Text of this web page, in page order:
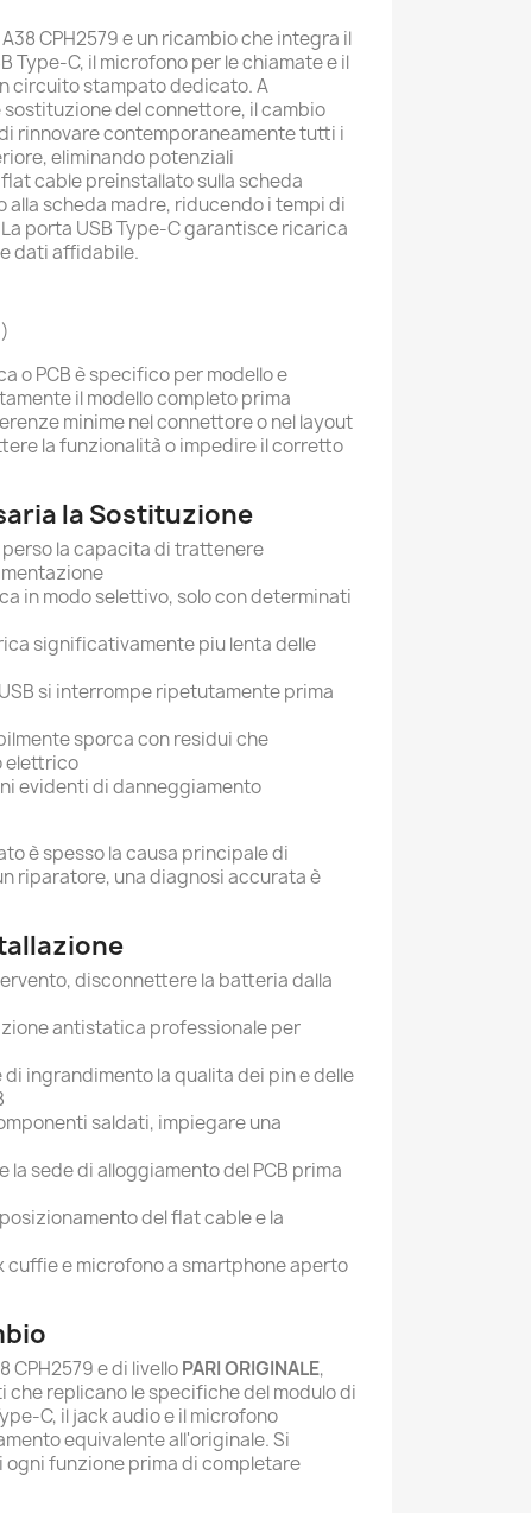
CPH2579 e un ricambio che integra il
Type-C, il microfono per le chiamate e il
circuito stampato dedicato. A
del connettore, il cambio
rinnovare contemporaneamente tutti i
eliminando potenziali
cable preinstallato sulla scheda
alla scheda madre, riducendo i tempi di
porta USB Type-C garantisce ricarica
dati affidabile.
o PCB è specifico per modello e
il modello completo prima
minime nel connettore o nel layout
la funzionalità o impedire il corretto
la Sostituzione
perso la capacita di trattenere
in modo selettivo, solo con determinati
significativamente piu lenta delle
si interrompe ripetutamente prima
sporca con residui che
elettrico
evidenti di danneggiamento
è spesso la causa principale di
riparatore, una diagnosi accurata è
disconnettere la batteria dalla
antistatica professionale per
ingrandimento la qualita dei pin e delle
saldati, impiegare una
la sede di alloggiamento del PCB prima
del flat cable e la
cuffie e microfono a smartphone aperto
CPH2579 e di livelloPARI ORIGINALE,
replicano le specifiche del modulo di
C, il jack audio e il microfono
equivalente all'originale. Si
ogni funzione prima di completare